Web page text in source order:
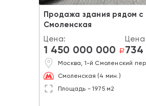
Продажа здания рядом
Смоленская
Цена:
1 450 000 000 a
Цена
734
Москва, 1-й Смоленский
Смоленская (4 мин.)
Площадь - 1975 м2